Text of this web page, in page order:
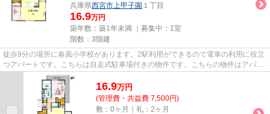
兵庫県西宮市上甲子園 １丁目
16.9万円
築年数：築1年未満 ｜募集中： 1室
階数：3階建
徒歩9分の場所に春風小学校があります。2駅利用ができるので電車の利用に役立
つアパートです。こちらは自走式駐車場付きの物件です。こちらの物件はアパー
トです。ライフスタイルに適...
16.9万円
(管理費・共益費 7,500円)
敷：0ヶ月｜礼：2ヶ月